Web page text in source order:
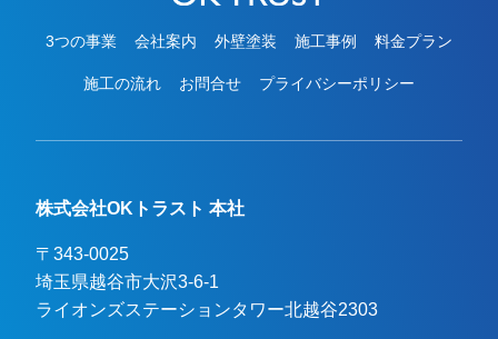
3つの事業 会社案内 外壁塗装 施工事例 料金プラン
施工の流れ お問合せ プライバシーポリシー
株式会社OKトラスト 本社
〒343-0025
埼玉県越谷市大沢3-6-1
ライオンズステーションタワー北越谷2303